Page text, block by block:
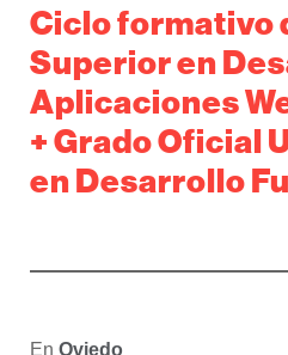
Ciclo formativo
Superior en
Aplicaciones
+ Grado Oficial
en Desarrollo
En Oviedo